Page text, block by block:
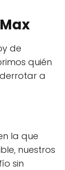
de
quién
a
la que
nuestros
sin